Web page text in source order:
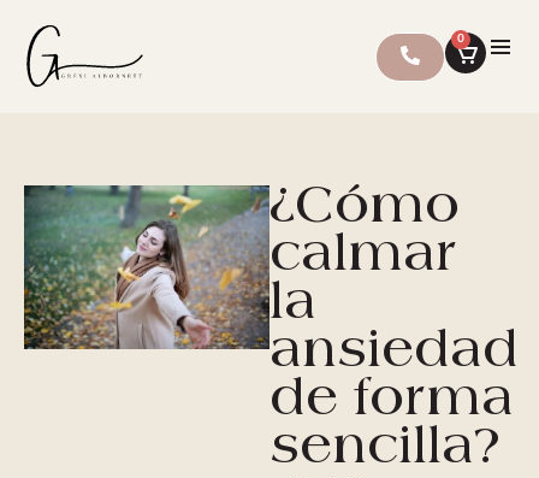
0
¿Cómo
calmar
la
ansiedad
de forma
sencilla?